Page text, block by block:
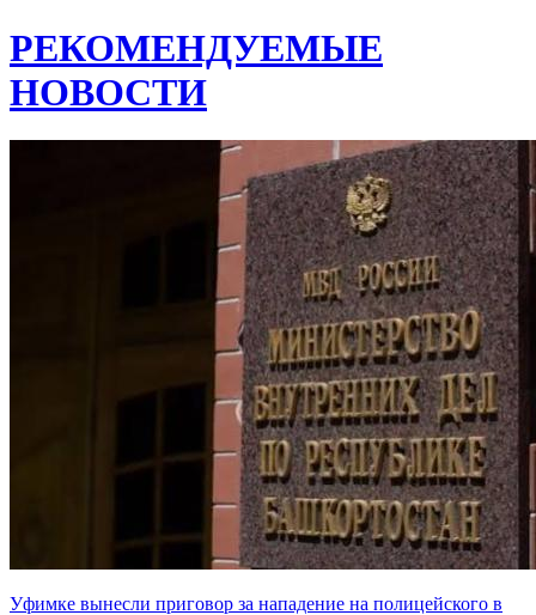
РЕКОМЕНДУЕМЫЕ
НОВОСТИ
Уфимке вынесли приговор за нападение на полицейского в